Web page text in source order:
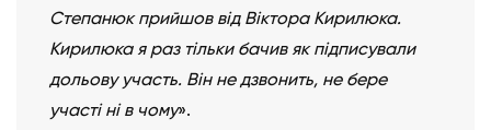
Степанюк прийшов від Віктора Кирилюка.
Кирилюка я раз тільки бачив як підписували
дольову участь. Він не дзвонить, не бере
участі ні в чому».